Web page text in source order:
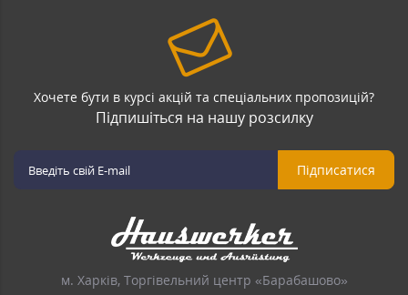
Хочете бути в курсі акцій та спеціальних пропозицій?
Підпишіться на нашу розсилку
Підписатися
м. Харків, Торгівельний центр «Барабашово»